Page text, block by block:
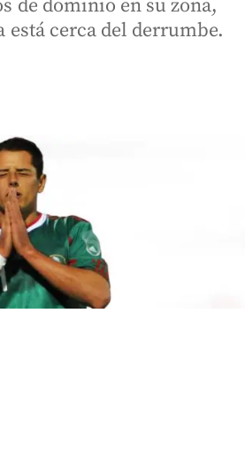
de dominio en su zona,
está cerca del derrumbe.